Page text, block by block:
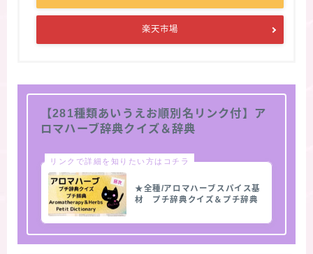
楽天市場
【281種類あいうえお順別名リンク付】ア
ロマハーブ辞典クイズ＆辞典
リンクで詳細を知りたい方はコチラ
★全種/アロマハーブスパイス基
材 プチ辞典クイズ＆プチ辞典